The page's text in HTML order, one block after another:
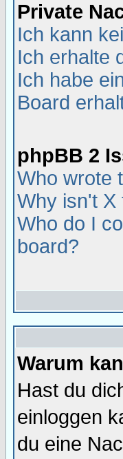
Private
Ich kann
Ich erhalte
Ich habe
Board
phpBB 2
Who wrote
Why isn't X
Who do I
board?
Warum
Hast du
einloggen
du eine